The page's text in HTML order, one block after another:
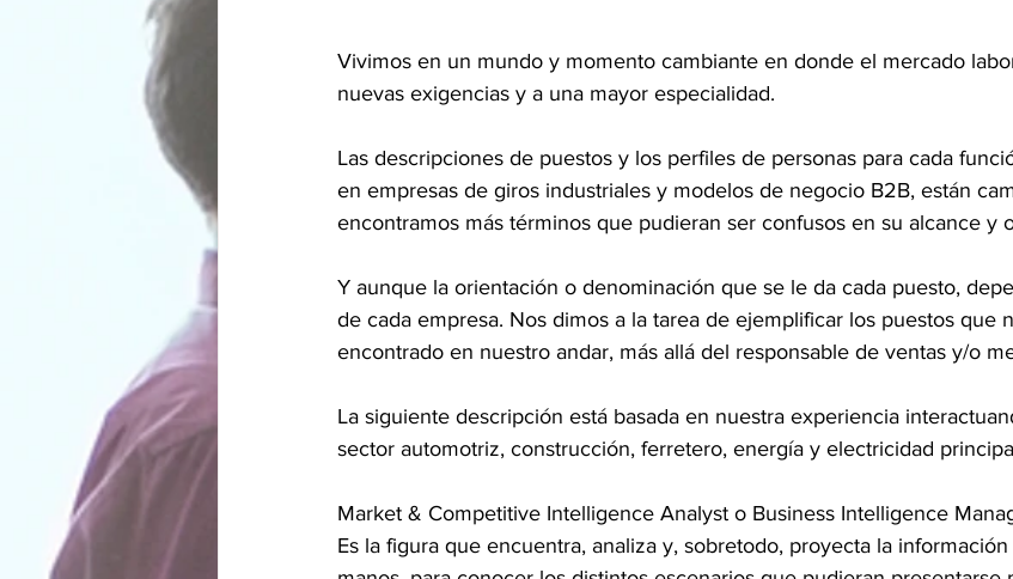
Vivimos en un mundo y momento cambiante en donde el mercado
nuevas exigencias y a una mayor especialidad.
Las descripciones de puestos y los perfiles de personas para cada
en empresas de giros industriales y modelos de negocio B2B, están
encontramos más términos que pudieran ser confusos en su alcance y
Y aunque la orientación o denominación que se le da cada puesto,
de cada empresa. Nos dimos a la tarea de ejemplificar los puestos que
encontrado en nuestro andar, más allá del responsable de ventas y/o
La siguiente descripción está basada en nuestra experiencia
sector automotriz, construcción, ferretero, energía y electricidad
Market & Competitive Intelligence Analyst o Business Intelligence
Es la figura que encuentra, analiza y, sobretodo, proyecta la